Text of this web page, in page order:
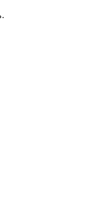
مقبول أو جيد كحد أدنى في أغلب البرامج.